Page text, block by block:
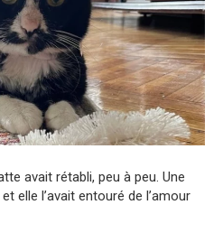
avait rétabli, peu à peu. Une
elle l’avait entouré de l’amour